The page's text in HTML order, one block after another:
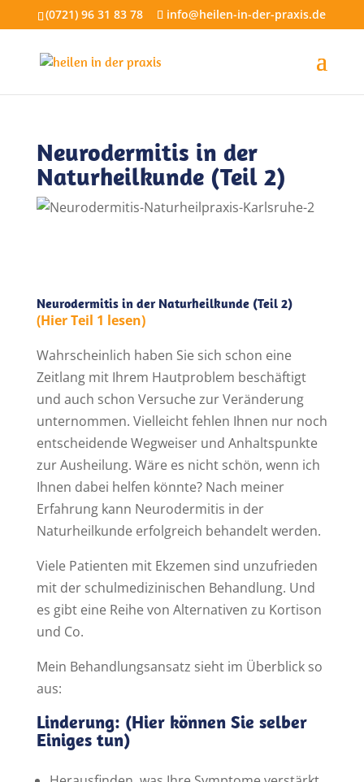
(0721) 96 31 83 78 info@heilen-in-der-praxis.de
Neurodermitis in der
Naturheilkunde (Teil 2)
Neurodermitis in der Naturheilkunde (Teil 2)
(Hier Teil 1 lesen)
Wahrscheinlich haben Sie sich schon eine
Zeitlang mit Ihrem Hautproblem beschäftigt
und auch schon Versuche zur Veränderung
unternommen. Vielleicht fehlen Ihnen nur noch
entscheidende Wegweiser und Anhaltspunkte
zur Ausheilung. Wäre es nicht schön, wenn ich
Ihnen dabei helfen könnte? Nach meiner
Erfahrung kann Neurodermitis in der
Naturheilkunde erfolgreich behandelt werden.
Viele Patienten mit Ekzemen sind unzufrieden
mit der schulmedizinischen Behandlung. Und
es gibt eine Reihe von Alternativen zu Kortison
und Co.
Mein Behandlungsansatz sieht im Überblick so
aus:
Linderung: (Hier können Sie selber
Einiges tun)